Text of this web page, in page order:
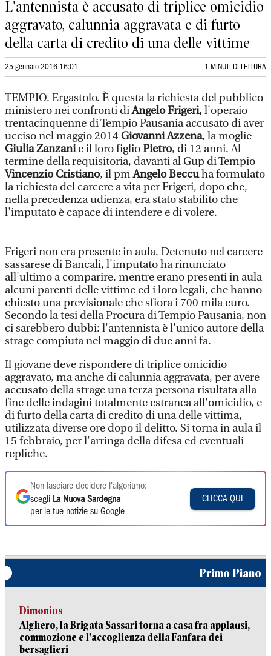
L'antennista è accusato di triplice omicidio
aggravato, calunnia aggravata e di furto
della carta di credito di una delle vittime
25 gennaio 2016 16:01 1 MINUTI DI LETTURA
TEMPIO. Ergastolo. È questa la richiesta del pubblico
ministero nei confronti diAngelo Frigeri,l'operaio
trentacinquenne di Tempio Pausania accusato di aver
ucciso nel maggio 2014 Giovanni Azzena, la moglie
Giulia Zanzanie il loro figlioPietro, di 12 anni. Al
termine della requisitoria, davanti al Gup di Tempio
Vincenzio Cristiano, il pmAngelo Beccuha formulato
la richiesta del carcere a vita per Frigeri, dopo che,
nella precedenza udienza, era stato stabilito che
l'imputato è capace di intendere e di volere.
Frigeri non era presente in aula. Detenuto nel carcere
sassarese di Bancali, l'imputato ha rinunciato
all'ultimo a comparire, mentre erano presenti in aula
alcuni parenti delle vittime ed i loro legali, che hanno
chiesto una previsionale che sfiora i 700 mila euro.
Secondo la tesi della Procura di Tempio Pausania, non
ci sarebbero dubbi: l'antennista è l'unico autore della
strage compiuta nel maggio di due anni fa.
Il giovane deve rispondere di triplice omicidio
aggravato, ma anche di calunnia aggravata, per avere
accusato della strage una terza persona risultata alla
fine delle indagini totalmente estranea all'omicidio, e
di furto della carta di credito di una delle vittima,
utilizzata diverse ore dopo il delitto. Si torna in aula il
15 febbraio, per l'arringa della difesa ed eventuali
repliche.
Non lasciare decidere l'algoritmo:
scegli La Nuova Sardegna
per le tue notizie su Google
CLICCA QUI
Primo Piano
Dimonios
Alghero, la Brigata Sassari torna a casa fra applausi,
commozione e l'accoglienza della Fanfara dei
bersaglieri